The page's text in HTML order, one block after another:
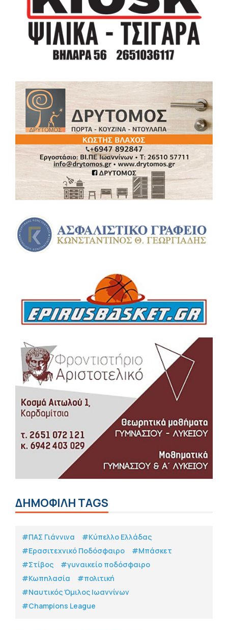
ΔΗΜΟΦΙΛΗ TAGS
#ΠΑΣ Γιάννινα
#Κύπελλο Ελλάδας
#Eρασιτεχνικό Ποδόσφαιρο
#Μπάσκετ
#Στίβος
#γυναικείο ποδόσφαιρο
#Κωπηλασία
#πολιτική
#Ναυτικός Όμιλος Ιωαννίνων
#Champions League